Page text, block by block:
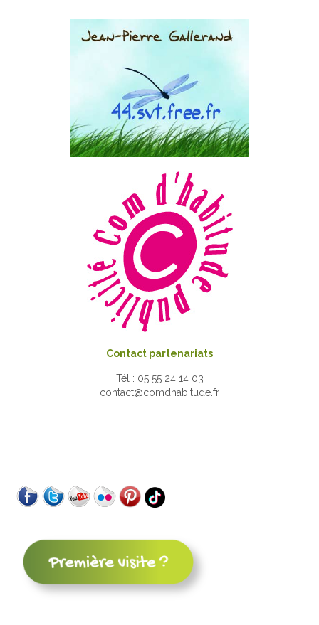
Contact partenariats
Tél : 05 55 24 14 03
contact@comdhabitude.fr